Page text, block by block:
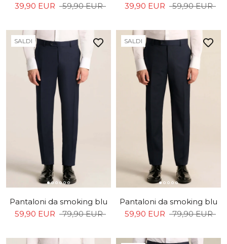
39,90 EUR
59,90 EUR
39,90 EUR
59,90 EUR
SALDI
Pantaloni da smoking blu
59,90 EUR
79,90 EUR
SALDI
Pantaloni da smoking blu
59,90 EUR
79,90 EUR